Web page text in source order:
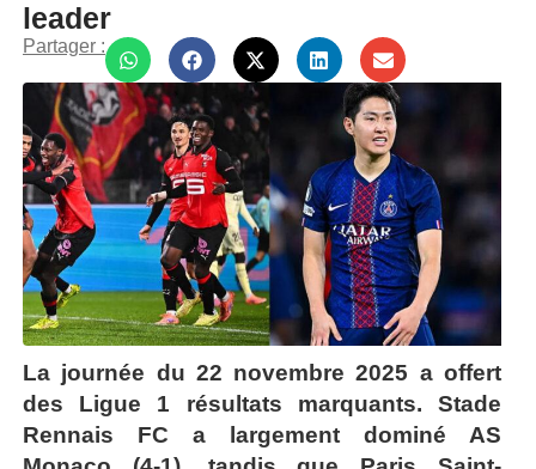
leader
Partager :
La journée du 22 novembre 2025 a offert
des Ligue 1 résultats marquants. Stade
Rennais FC a largement dominé AS